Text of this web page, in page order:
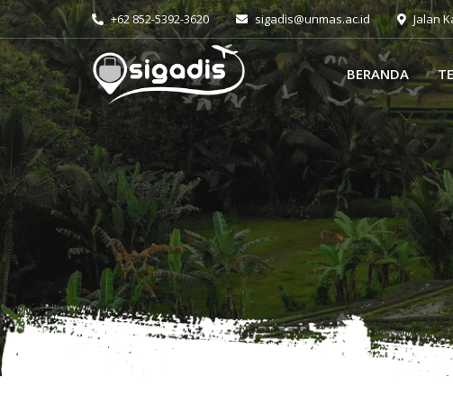
+62 852-5392-3620 sigadis@unmas.ac.id Jalan
BERANDA